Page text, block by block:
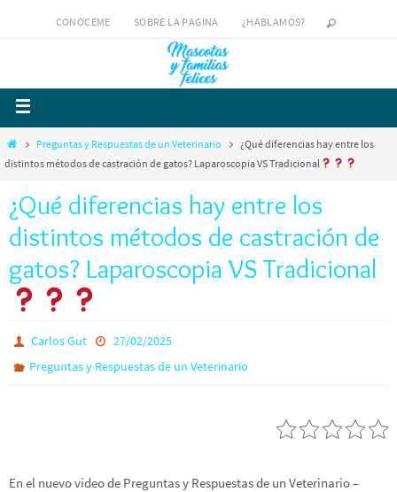
CONÓCEME SOBRE LA PÁGINA ¿HABLAMOS?
Preguntas y Respuestas de un Veterinario
¿Qué diferencias hay entre los
distintos métodos de castración de gatos? Laparoscopia VS Tradicional
¿Qué diferencias hay entre los
distintos métodos de castración de
gatos? Laparoscopia VS Tradicional
Carlos Gut
27/02/2025
Preguntas y Respuestas de un Veterinario
En el nuevo vídeo de Preguntas y Respuestas de un Veterinario –